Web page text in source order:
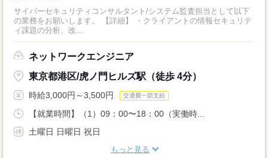
サイバーセキュリティコンサルタント/システム監査担当として以下
の業務をお願いします。 【詳細】 ・クライアントの情報セキュリテ
ィ課題の分析、改...
ネットワークエンジニア
東京都港区/虎ノ門ヒルズ駅（徒歩 4分）
時給3,000円～3,500円 交通費一部支給
【就業時間】（1）09：00〜18：00（実働時...
土曜日 日曜日 祝日
もっと見る